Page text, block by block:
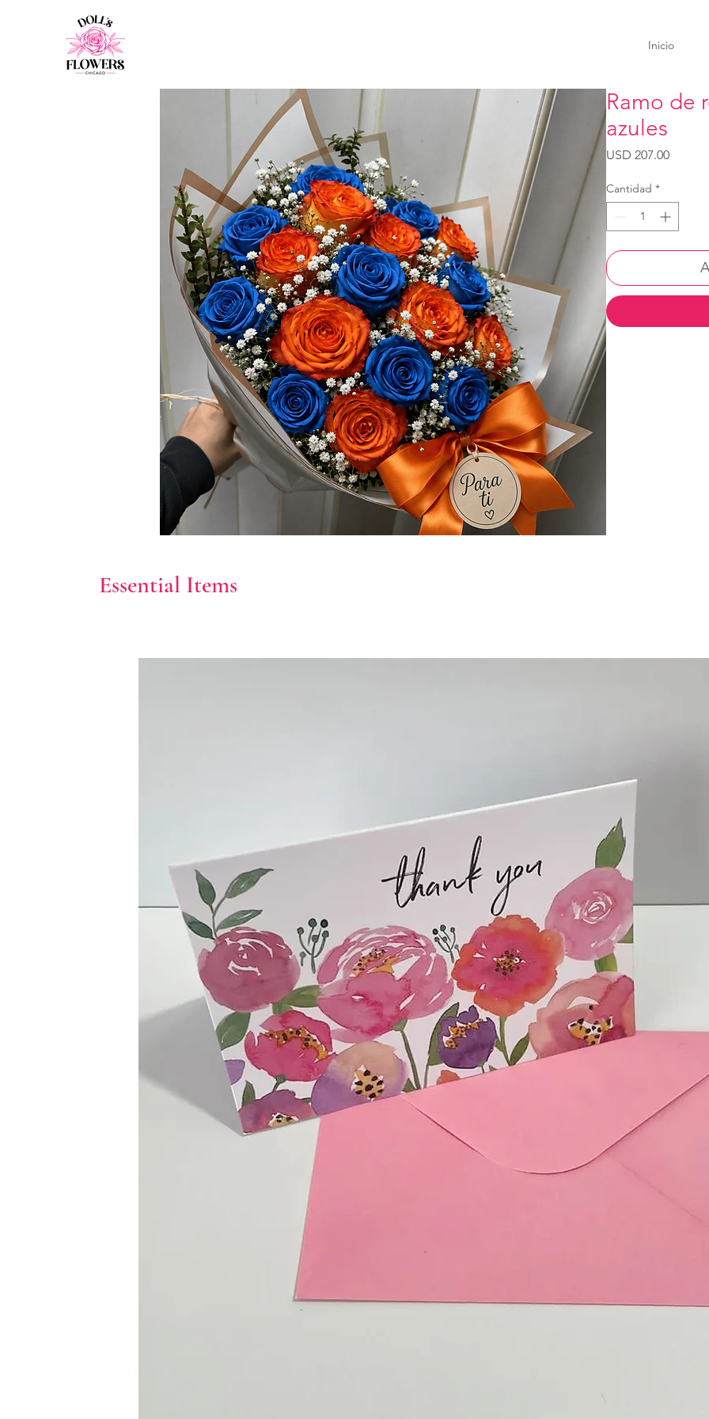
Inicio
Ramo de
azules
USD 207.00Precio
Cantidad *
Essential Items